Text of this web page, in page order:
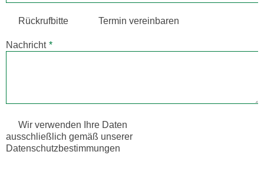
Rückrufbitte Termin vereinbaren
Nachricht *
Wir verwenden Ihre Daten
ausschließlich gemäß unserer
Datenschutzbestimmungen